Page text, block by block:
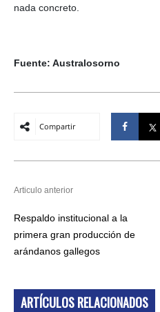
nada concreto.
Fuente: Australosorno
Compartir
Articulo anterior
Respaldo institucional a la
primera gran producción de
arándanos gallegos
ARTÍCULOS RELACIONADOS